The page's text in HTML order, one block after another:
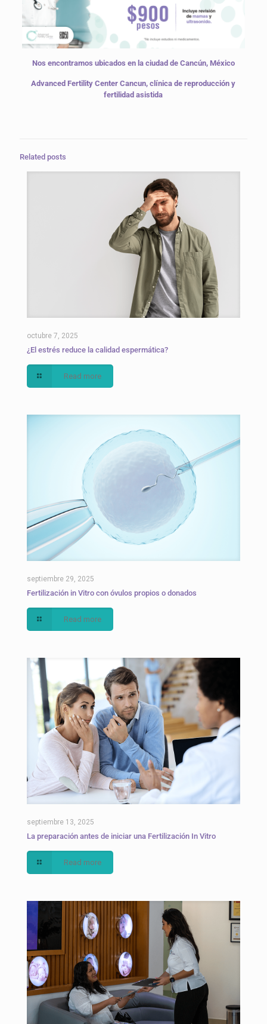
Nos encontramos ubicados en la ciudad de Cancún, México
Advanced Fertility Center Cancun, clínica de reproducción y
fertilidad asistida
Related posts
octubre 7, 2025
¿El estrés reduce la calidad espermática?
Read more
septiembre 29, 2025
Fertilización in Vitro con óvulos propios o donados
Read more
septiembre 13, 2025
La preparación antes de iniciar una Fertilización In Vitro
Read more